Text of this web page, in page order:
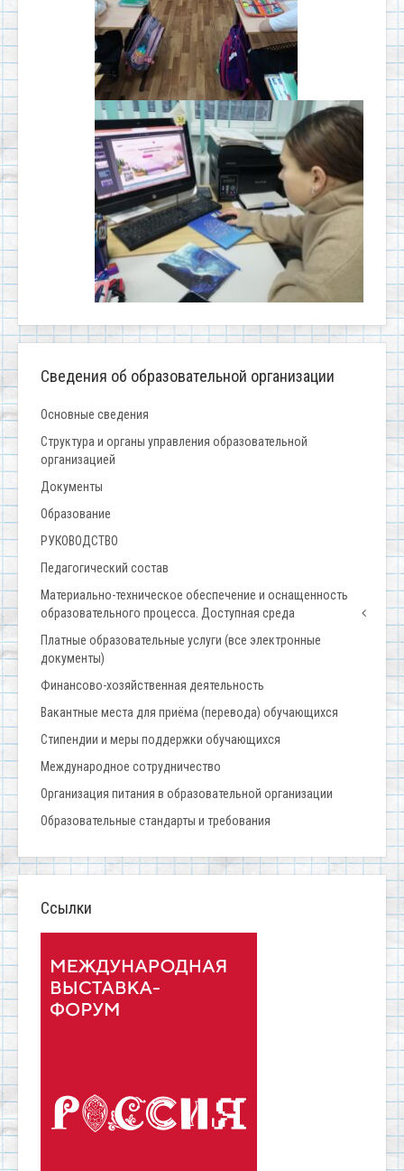
Сведения об образовательной организации
Основные сведения
Структура и органы управления образовательной
организацией
Документы
Образование
РУКОВОДСТВО
Педагогический состав
Материально-техническое обеспечение и оснащенность
образовательного процесса. Доступная среда
Платные образовательные услуги (все электронные
документы)
Финансово-хозяйственная деятельность
Вакантные места для приёма (перевода) обучающихся
Стипендии и меры поддержки обучающихся
Международное сотрудничество
Организация питания в образовательной организации
Образовательные стандарты и требования
Ссылки